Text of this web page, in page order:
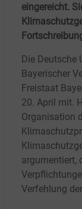
eingereicht.
Die Deutsche
Bayerischer
Freistaat
20. April mit.
Organisation
argumentiert,
Verfehlung